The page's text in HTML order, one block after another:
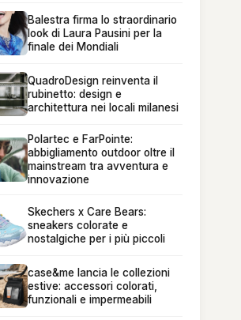
Balestra firma lo straordinario
look di Laura Pausini per la
finale dei Mondiali
QuadroDesign reinventa il
rubinetto: design e
architettura nei locali milanesi
Polartec e FarPointe:
abbigliamento outdoor oltre il
mainstream tra avventura e
innovazione
Skechers x Care Bears:
sneakers colorate e
nostalgiche per i più piccoli
case&me lancia le collezioni
estive: accessori colorati,
funzionali e impermeabili